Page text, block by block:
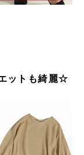
ットも綺麗☆